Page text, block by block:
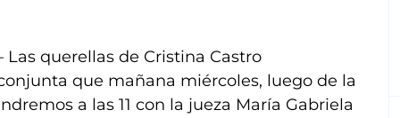
Las querellas de Cristina Castro
que mañana miércoles, luego de la
a las 11 con la jueza María Gabriela